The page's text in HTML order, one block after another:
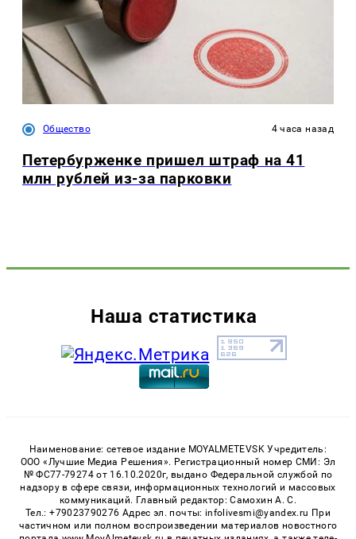
Общество 4 часа назад
Петербурженке пришел штраф на 41
млн рублей из-за парковки
Наша статистика
Наименование: сетевое издание MOYALMETEVSK Учредитель:
ООО «Лучшие Медиа Решения». Регистрационный номер СМИ: Эл
№ ФС77-79274 от 16.10.2020г, выдано Федеральной службой по
надзору в сфере связи, информационных технологий и массовых
коммуникаций. Главный редактор: Самохин А. С.
Тел.: +79023790276 Адрес эл. почты: infolivesmi@yandex.ru При
частичном или полном воспроизведении материалов новостного